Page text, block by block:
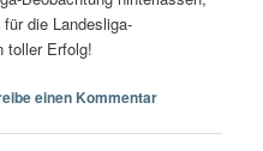
die Landesliga-
toller Erfolg!
einen Kommentar